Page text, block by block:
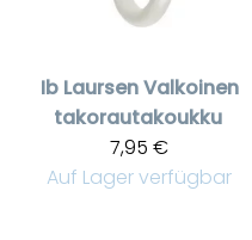
Ib LaursenValkoinen
takorautakoukku
7,95 €
Auf Lager verfügbar